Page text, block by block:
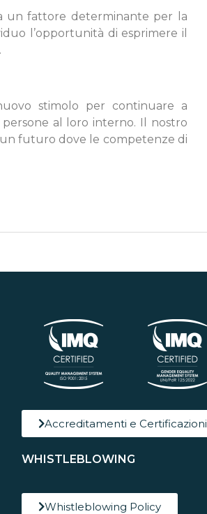
un fattore determinante per la
l’opportunità di esprimere il
stimolo per continuare a
al loro interno. Il nostro
futuro dove le competenze di
Accreditamenti e Certificazioni
WHISTLEBLOWING
Whistleblowing Policy